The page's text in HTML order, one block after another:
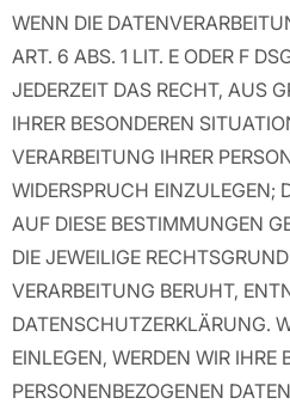
WENN DIE
ART. 6 ABS. 1 LIT. E ODER F
JEDERZEIT DAS RECHT, AUS
IHRER BESONDEREN
VERARBEITUNG IHRER
WIDERSPRUCH EINZULEGEN;
AUF DIESE BESTIMMUNGEN
DIE JEWEILIGE
VERARBEITUNG BERUHT,
DATENSCHUTZERKLÄRUNG.
EINLEGEN, WERDEN WIR IHRE
PERSONENBEZOGENEN